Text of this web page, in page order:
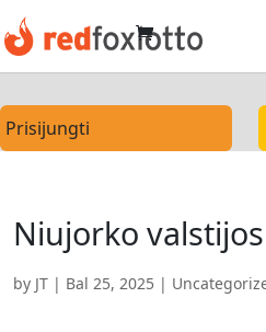
Prisijungti
Niujorko
by JT | Bal 25, 2025 |